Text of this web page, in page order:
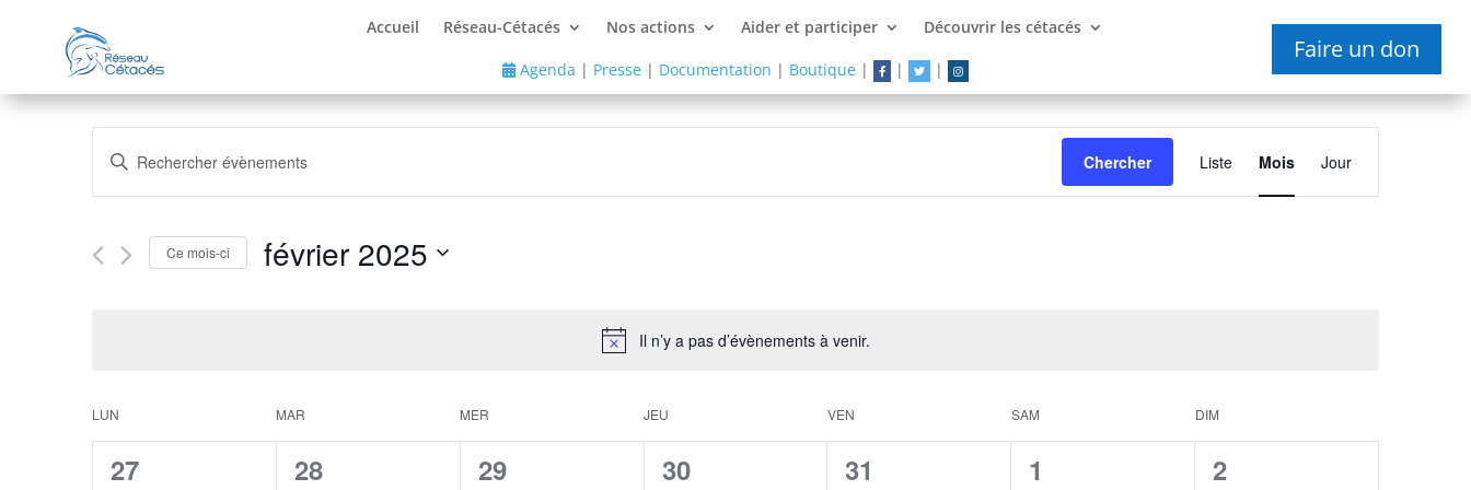
Accueil Réseau-Cétacés Nos actions Aider et participer Découvrir les cétacés
Agenda | Presse| Documentation | Boutique| | |
Faire un don
Il n’y a pas d’évènements à venir.
Recherche
et
navigation
vues
Saisir
clé.
Évènements
Chercher
Navigation
de
vues
Liste Mois Jour
Ce mois-ci février 2025
Calendrier
de
Évènements
LUN MAR MER JEU VEN SAM DIM
0
27
0
28
0
29
0
30
0
31
0
1
0
2